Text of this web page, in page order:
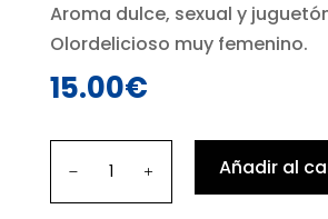
Aroma dulce, sexual y
Olordelicioso muy femenino.
15.00€
Añadir al